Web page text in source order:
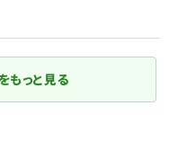
もっと見る